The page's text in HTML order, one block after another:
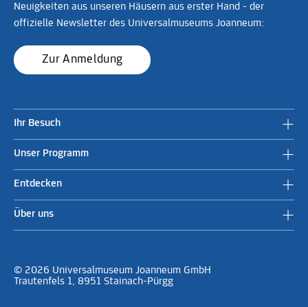
Neuigkeiten aus unseren Häusern aus erster Hand - der
offizielle Newsletter des Universalmuseums Joanneum:
Zur Anmeldung
Ihr Besuch
Unser Programm
Entdecken
Über uns
© 2026 Universalmuseum Joanneum GmbH
Trautenfels 1, 8951 Stainach-Pürgg